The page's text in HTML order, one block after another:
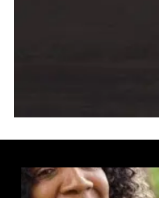
Donec quis est ac felis
Orci varius natoque dolor